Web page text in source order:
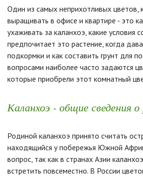
Один из самых неприхотливых цветов,
выращивать в офисе и квартире - это
ухаживать за каланхоэ, какие условия
предпочитает это растение, когда
подкормки и как составить грунт для
вопросами наиболее часто задаются
которые приобрели этот комнатный
Каланхоэ - общие сведения
Родиной каланхоэ принято считать
находящийся у побережья Южной
вопрос, так как в странах Азии
встретить повсеместно. В России